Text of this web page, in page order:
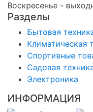
Воскресенье -
Разделы
Бытовая
Климатическая
Спортивные
Садовая
Электроника
ИНФОРМАЦИЯ